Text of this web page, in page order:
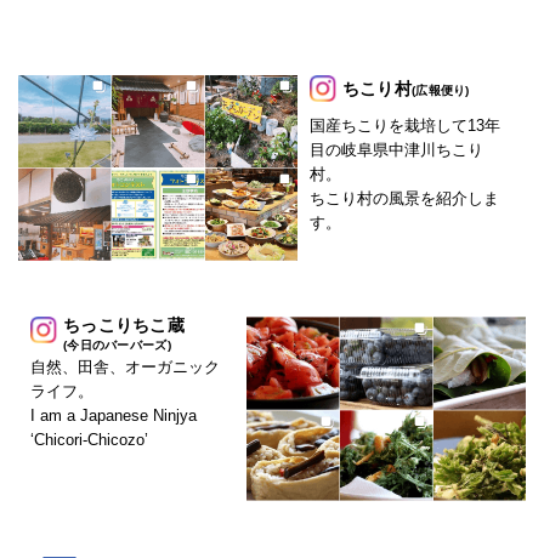
ちこり村(広報便り)
国産ちこりを栽培して13年
目の岐阜県中津川ちこり
村。
ちこり村の風景を紹介しま
す。
ちっこりちこ蔵
(今日のバーバーズ)
自然、田舎、オーガニック
ライフ。
I am a Japanese Ninjya
‘Chicori-Chicozo’